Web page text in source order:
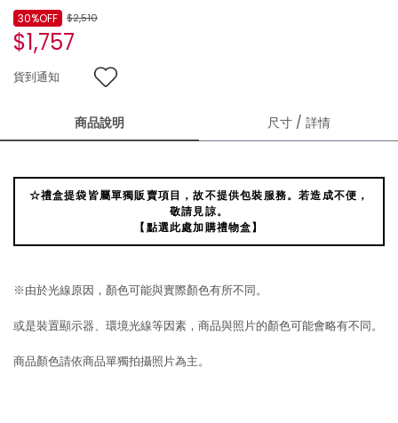
$2,510
$1,757
30%OFF
貨到通知
商品說明 尺寸 / 詳情
☆禮盒提袋皆屬單獨販賣項目，故不提供包裝服務。若造成不便，
敬請見諒。
【點選此處加購禮物盒】
※由於光線原因，顏色可能與實際顏色有所不同。
或是裝置顯示器、環境光線等因素，商品與照片的顏色可能會略有不同。
商品顏色請依商品單獨拍攝照片為主。